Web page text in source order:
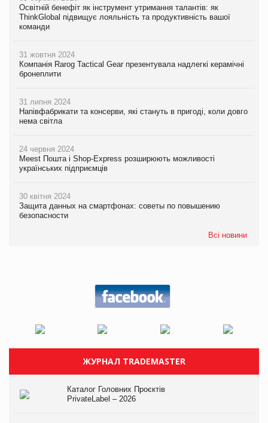
Освітній бенефіт як інструмент утримання талантів: як
ThinkGlobal підвищує лояльність та продуктивність вашої
команди
31 жовтня 2024
Компанія Rarog Tactical Gear презентувала надлегкі керамічні
бронеплити
31 липня 2024
Напівфабрикати та консерви, які стануть в пригоді, коли довго
нема світла
24 червня 2024
Meest Пошта і Shop-Express розширюють можливості
українських підприємців
30 квітня 2024
Защита данных на смартфонах: советы по повышению
безопасности
Всі новини
ЖУРНАЛ TRADEMASTER
Каталог Головних Проєктів
PrivateLabel – 2026